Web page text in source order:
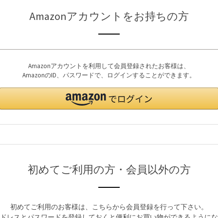
Amazonアカウントをお持ちの方
Amazonアカウントを利用して会員登録されたお客様は、
AmazonのID、パスワードで、ログインすることができます。
初めてご利用の方・会員以外の方
初めてご利用のお客様は、こちらから会員登録を行って下さい。